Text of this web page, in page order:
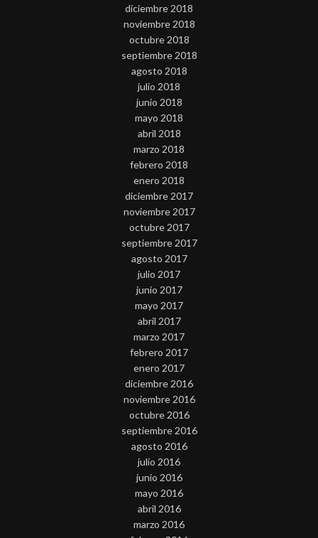
diciembre 2018
noviembre 2018
octubre 2018
septiembre 2018
agosto 2018
julio 2018
junio 2018
mayo 2018
abril 2018
marzo 2018
febrero 2018
enero 2018
diciembre 2017
noviembre 2017
octubre 2017
septiembre 2017
agosto 2017
julio 2017
junio 2017
mayo 2017
abril 2017
marzo 2017
febrero 2017
enero 2017
diciembre 2016
noviembre 2016
octubre 2016
septiembre 2016
agosto 2016
julio 2016
junio 2016
mayo 2016
abril 2016
marzo 2016